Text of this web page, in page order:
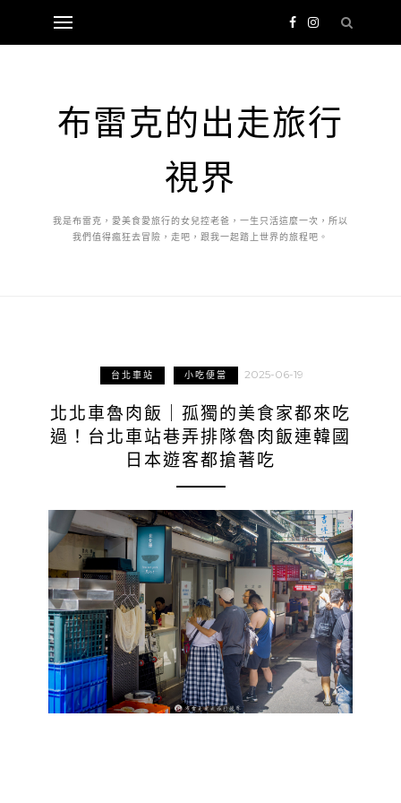
布雷克的出走旅行
視界
我是布雷克，愛美食愛旅行的女兒控老爸，一生只活這麼一次，所以
我們值得瘋狂去冒險，走吧，跟我一起踏上世界的旅程吧。
台北車站 小吃便當 2025-06-19
北北車魯肉飯｜孤獨的美食家都來吃
過！台北車站巷弄排隊魯肉飯連韓國
日本遊客都搶著吃